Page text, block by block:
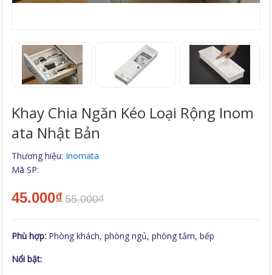
Khay Chia Ngăn Kéo Loại Rộng Inom
Ata Nhật Bản
Thương hiệu: Inomata
Mã SP:
45.000₫ 55.000₫
Phù hợp: Phòng khách, phòng ngủ, phòng tắm, bếp
Nổi bật: